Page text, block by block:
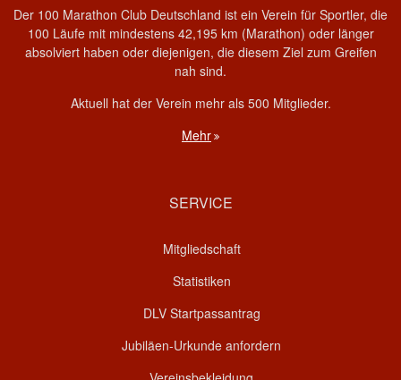
Der 100 Marathon Club Deutschland ist ein Verein für Sportler, die
100 Läufe mit mindestens 42,195 km (Marathon) oder länger
absolviert haben oder diejenigen, die diesem Ziel zum Greifen
nah sind.
Aktuell hat der Verein mehr als 500 Mitglieder.
Mehr
SERVICE
Mitgliedschaft
Statistiken
DLV Startpassantrag
Jubiläen-Urkunde anfordern